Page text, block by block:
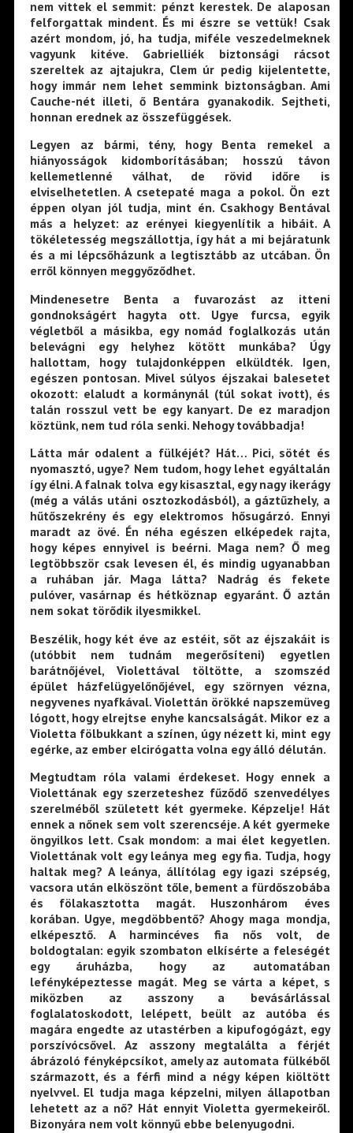
nem vittek el semmit: pénzt kerestek. De alaposan
felforgattak mindent. És mi észre se vettük! Csak
azért mondom, jó, ha tudja, miféle veszedelmeknek
vagyunk kitéve. Gabrielliék biztonsági rácsot
szereltek az ajtajukra, Clem úr pedig kijelentette,
hogy immár nem lehet semmink biztonságban. Ami
Cauche-nét illeti, ő Bentára gyanakodik. Sejtheti,
honnan erednek az összefüggések.
Legyen az bármi, tény, hogy Benta remekel a
hiányosságok kidomborításában; hosszú távon
kellemetlenné válhat, de rövid időre is
elviselhetetlen. A csetepaté maga a pokol. Ön ezt
éppen olyan jól tudja, mint én. Csakhogy Bentával
más a helyzet: az erényei kiegyenlítik a hibáit. A
tökéletesség megszállottja, így hát a mi bejáratunk
és a mi lépcsőházunk a legtisztább az utcában. Ön
erről könnyen meggyőződhet.
Mindenesetre Benta a fuvarozást az itteni
gondnokságért hagyta ott. Ugye furcsa, egyik
végletből a másikba, egy nomád foglalkozás után
belevágni egy helyhez kötött munkába? Úgy
hallottam, hogy tulajdonképpen elküldték. Igen,
egészen pontosan. Mivel súlyos éjszakai balesetet
okozott: elaludt a kormánynál (túl sokat ivott), és
talán rosszul vett be egy kanyart. De ez maradjon
köztünk, nem tud róla senki. Nehogy továbbadja!
Látta már odalent a fülkéjét? Hát… Pici, sötét és
nyomasztó, ugye? Nem tudom, hogy lehet egyáltalán
így élni. A falnak tolva egy kisasztal, egy nagy ikerágy
(még a válás utáni osztozkodásból), a gáztűzhely, a
hűtőszekrény és egy elektromos hősugárzó. Ennyi
maradt az övé. Én néha egészen elképedek rajta,
hogy képes ennyivel is beérni. Maga nem? Ő meg
legtöbbször csak levesen él, és mindig ugyanabban
a ruhában jár. Maga látta? Nadrág és fekete
pulóver, vasárnap és hétköznap egyaránt. Ő aztán
nem sokat törődik ilyesmikkel.
Beszélik, hogy két éve az estéit, sőt az éjszakáit is
(utóbbit nem tudnám megerősíteni) egyetlen
barátnőjével, Violettával töltötte, a szomszéd
épület házfelügyelőnőjével, egy szörnyen vézna,
negyvenes nyafkával. Violettán örökké napszemüveg
lógott, hogy elrejtse enyhe kancsalságát. Mikor ez a
Violetta fölbukkant a színen, úgy nézett ki, mint egy
egérke, az ember elcirógatta volna egy álló délután.
Megtudtam róla valami érdekeset. Hogy ennek a
Violettának egy szerzeteshez fűződő szenvedélyes
szerelméből született két gyermeke. Képzelje! Hát
ennek a nőnek sem volt szerencséje. A két gyermeke
öngyilkos lett. Csak mondom: a mai élet kegyetlen.
Violettának volt egy leánya meg egy fia. Tudja, hogy
haltak meg? A leánya, állítólag egy igazi szépség,
vacsora után elköszönt tőle, bement a fürdőszobába
és fölakasztotta magát. Huszonhárom éves
korában. Ugye, megdöbbentő? Ahogy maga mondja,
elképesztő. A harmincéves fia nős volt, de
boldogtalan: egyik szombaton elkísérte a feleségét
egy áruházba, hogy az automatában
lefényképeztesse magát. Meg se várta a képet, s
miközben az asszony a bevásárlással
foglalatoskodott, lelépett, beült az autóba és
magára engedte az utastérben a kipufogógázt, egy
porszívócsővel. Az asszony megtalálta a férjét
ábrázoló fényképcsíkot, amely az automata fülkéből
származott, és a férfi mind a négy képen kiöltött
nyelvvel. El tudja maga képzelni, milyen állapotban
lehetett az a nő? Hát ennyit Violetta gyermekeiről.
Bizonyára nem volt könnyű ebbe belenyugodni.